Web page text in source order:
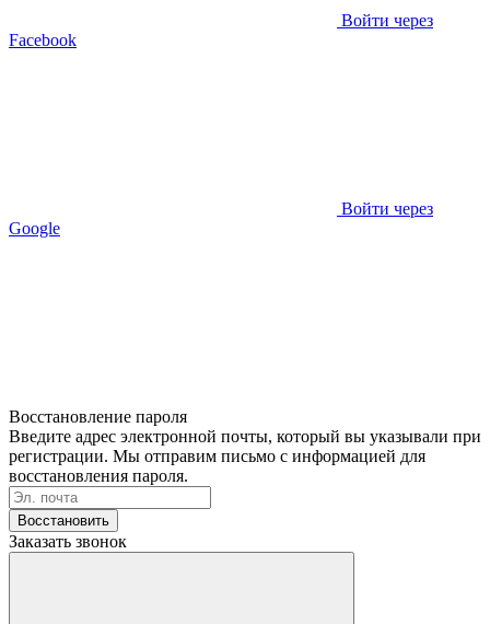
Войти через
Facebook
Войти через
Google
Восстановление пароля
Введите адрес электронной почты, который вы указывали при
регистрации. Мы отправим письмо с информацией для
восстановления пароля.
Восстановить
Заказать звонок